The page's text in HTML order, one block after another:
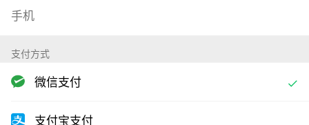
支付方式
微信支付
支付宝支付